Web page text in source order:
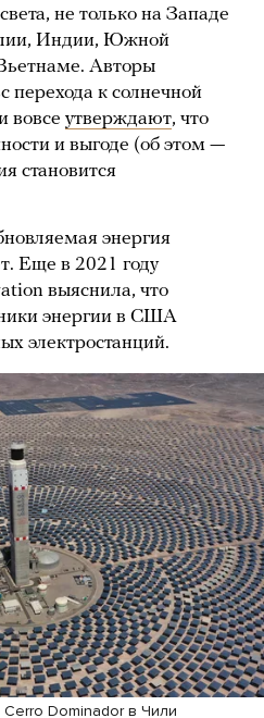
не только на Западе
Индии, Южной
Авторы
перехода к солнечной
вовсе утверждают, что
и выгоде (об этом —
становится
энергия
Еще в 2021 году
выяснила, что
энергии в США
электростанций.
Dominador в Чили